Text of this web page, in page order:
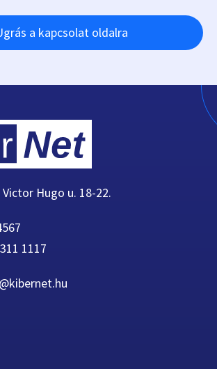
a kapcsolat oldalra
Hugo u. 18-22.
1117